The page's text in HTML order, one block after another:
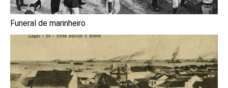
Funeral de marinheiro